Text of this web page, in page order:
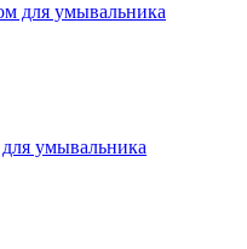
для умывальника
умывальника